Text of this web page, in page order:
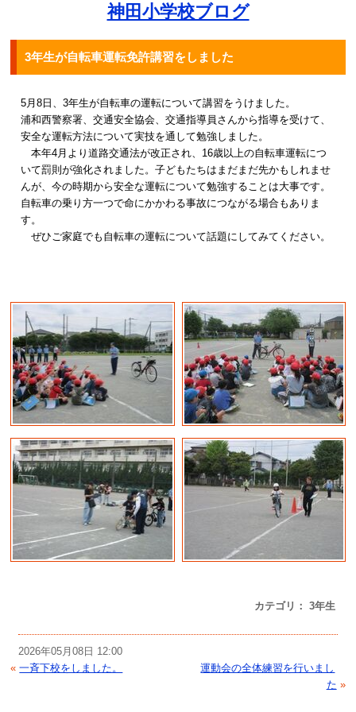
神田小学校ブログ
3年生が自転車運転免許講習をしました
カテゴリ： 3年生
5月8日、3年生が自転車の運転について講習をうけました。
浦和西警察署、交通安全協会、交通指導員さんから指導を受けて、
安全な運転方法について実技を通して勉強しました。
本年4月より道路交通法が改正され、16歳以上の自転車運転につ
いて罰則が強化されました。子どもたちはまだまだ先かもしれませ
んが、今の時期から安全な運転について勉強することは大事です。
自転車の乗り方一つで命にかかわる事故につながる場合もありま
す。
ぜひご家庭でも自転車の運転について話題にしてみてください。
2026年05月08日 12:00
« 一斉下校をしました。
運動会の全体練習を行いまし
た »